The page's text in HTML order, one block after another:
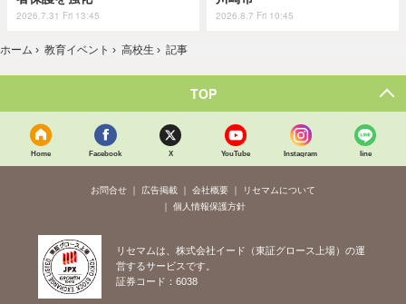
2026.7.31 Fri 13:45 2026.8.7 Fri 10:45
ホーム › 教育イベント › 高校生 › 記事
TOP
Home Facebook X YouTube Instagram line
お問合せ 広告掲載 会社概要
リセマムについて
個人情報保護方針
リセマムは、株式会社イード（東証グロース上場）の運
営するサービスです。
証券コード：6038